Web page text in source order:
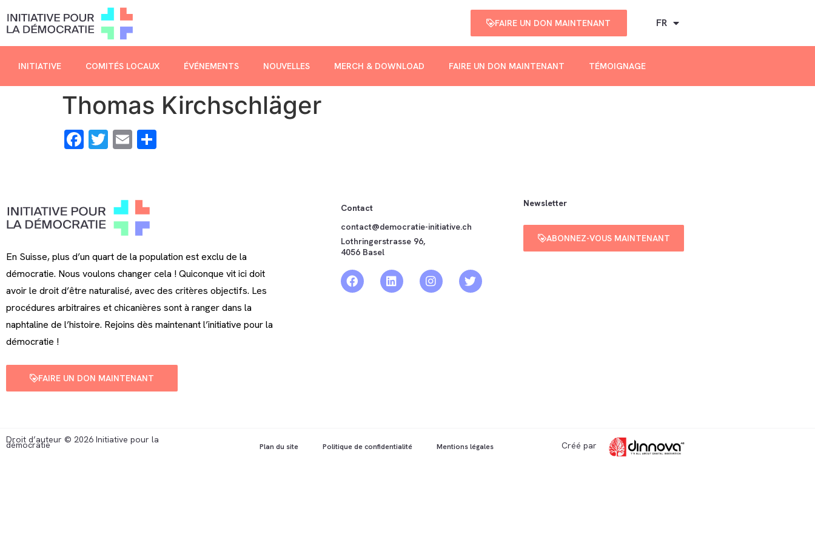
FAIRE UN DON MAINTENANT FR
INITIATIVE COMITÉS LOCAUX ÉVÉNEMENTS NOUVELLES MERCH & DOWNLOAD FAIRE UN DON MAINTENANT TÉMOIGNAGE
Thomas Kirchschläger
Facebook
Twitter
Email
En Suisse, plus d’un quart de la population est exclu de la
démocratie. Nous voulons changer cela ! Quiconque vit ici doit
avoir le droit d’être naturalisé, avec des critères objectifs. Les
procédures arbitraires et chicanières sont à ranger dans la
naphtaline de l’histoire. Rejoins dès maintenant l’initiative pour la
démocratie !
Contact
contact@democratie-initiative.ch
Lothringerstrasse 96,
4056 Basel
FAIRE UN DON MAINTENANT
Newsletter
ABONNEZ-VOUS MAINTENANT
Droit d’auteur © 2026 Initiative pour la
démocratie Plan du site Politique de confidentialité Mentions légales Créé par